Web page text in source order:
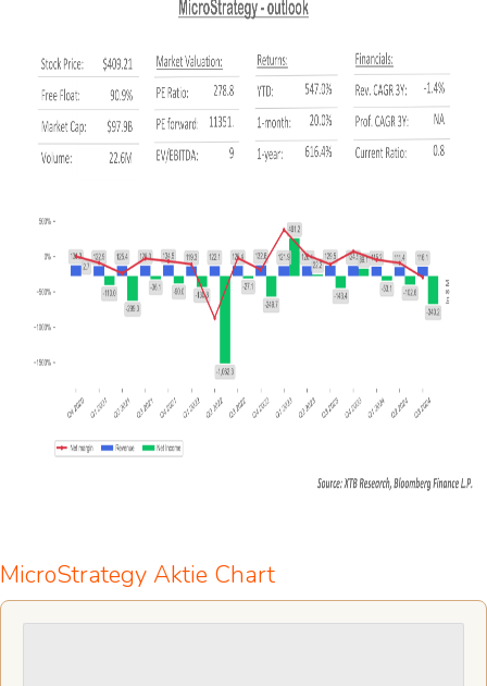
MicroStrategy Aktie Chart